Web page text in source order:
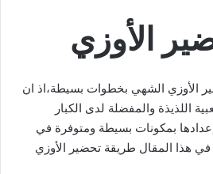
الأوزي
الأوزي الشهي بخطوات بسيطة،اذ ان
اللذيذة والمفضلة لدى الكبار
بمكونات بسيطة ومتوفرة في
هذا المقال طريقة تحضير الأوزي